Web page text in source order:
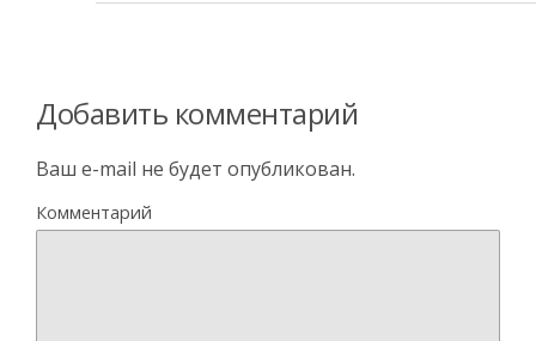
Добавить комментарий
Ваш e-mail не будет опубликован.
Комментарий